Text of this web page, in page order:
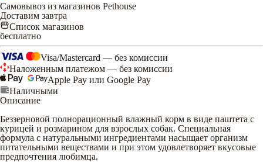
Самовывоз из магазинов Pethouse
Доставим завтра
Список магазинов
бесплатно
Visa/Mastercard — без комиссии
Наложенным платежом — без комиссии
Apple Pay или Google Pay
Наличными
Описание
Беззерновой полнорационный влажный корм в виде паштета с
курицей и розмарином для взрослых собак. Специальная
формула с натуральными ингредиентами насыщает организм
питательными веществами и при этом удовлетворяет вкусовые
предпочтения любимца.